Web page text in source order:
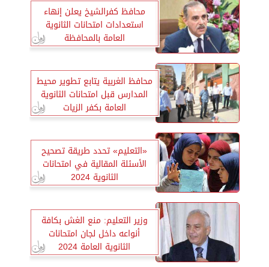
محافظ كفرالشيخ يعلن إنهاء
استعدادات امتحانات الثانوية
العامة بالمحافظة
محافظ الغربية يتابع تطوير محيط
المدارس قبل امتحانات الثانوية
العامة بكفر الزيات
«التعليم» تحدد طريقة تصحيح
الأسئلة المقالية في امتحانات
الثانوية 2024
وزير التعليم: منع الغش بكافة
أنواعه داخل لجان امتحانات
الثانوية العامة 2024